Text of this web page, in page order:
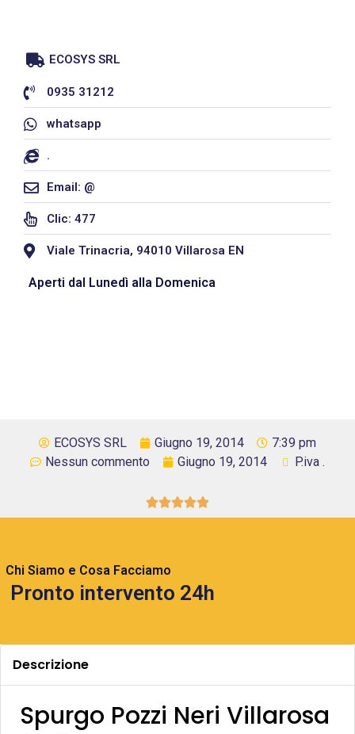
ECOSYS SRL
0935 31212
whatsapp
.
Email: @
Clic: 477
Viale Trinacria, 94010 Villarosa EN
Aperti dal Lunedì alla Domenica
ECOSYS SRL Giugno 19, 2014
7:39 pm
Nessun commento
Giugno 19, 2014 P.iva .

Chi Siamo e Cosa Facciamo
Pronto intervento 24h
Descrizione
Spurgo Pozzi Neri Villarosa